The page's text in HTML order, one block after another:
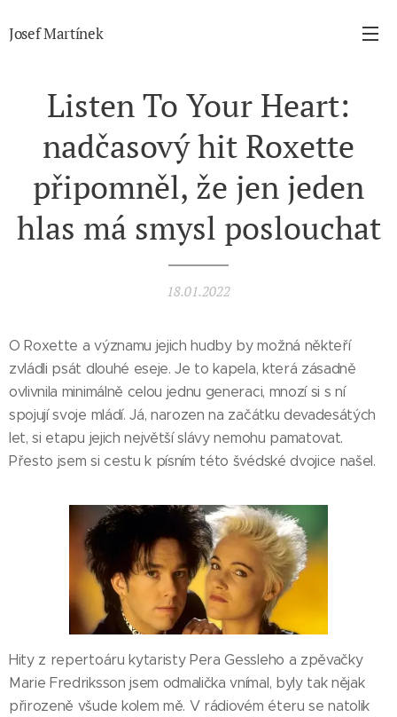
Josef Martínek
Listen To Your Heart:
nadčasový hit Roxette
připomněl, že jen jeden
hlas má smysl poslouchat
18.01.2022
O Roxette a významu jejich hudby by možná někteří
zvládli psát dlouhé eseje. Je to kapela, která zásadně
ovlivnila minimálně celou jednu generaci, mnozí si s ní
spojují svoje mládí. Já, narozen na začátku devadesátých
let, si etapu jejich největší slávy nemohu pamatovat.
Přesto jsem si cestu k písním této švédské dvojice našel.
Hity z repertoáru kytaristy Pera Gessleho a zpěvačky
Marie Fredriksson jsem odmalička vnímal, byly tak nějak
přirozeně všude kolem mě. V rádiovém éteru se natolik